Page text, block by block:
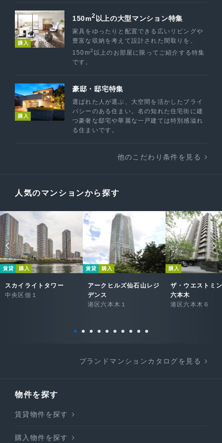
購入
150m2 以上の大型マンション特集
家具をゆったりと配置できる広いリビングや
豊富な収納を考えて設計された間取りを、
150m2 以上のお部屋に限ってご紹介する特集
です。
購入
豪邸・邸宅特集
選ばれた人が選ぶ、大空間を活かしたプライ
バシーのある住まい。名の知れた住宅街に建
つ豪奢な邸宅や華麗な一戸建ては特別感溢れ
る住まいです。
他のこだわり条件を見る
人気のマンションから探す
賃貸 購入
スカイライトタワー
中央区佃１
賃貸 購入
アークヒルズ仙石山レジ
デンス
港区六本木１
購入
ザ・ウエストミ
六本木
港区六本木６
ブランドマンションカタログを見る
物件を探す
賃貸物件を探す
購入物件を探す